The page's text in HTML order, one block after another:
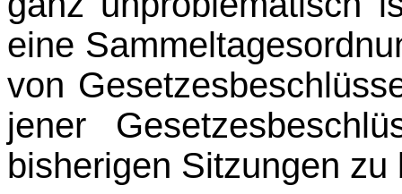
eine
von
jener
bisherigen Sitzungen